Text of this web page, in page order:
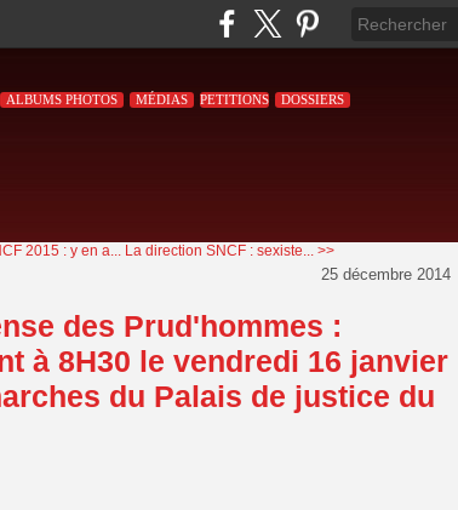
ALBUMS PHOTOS MÉDIAS PETITIONS DOSSIERS
2015 : y en a... La direction SNCF : sexiste... >>
25 décembre 2014
des Prud'hommes :
à 8H30 le vendredi 16 janvier
du Palais de justice du